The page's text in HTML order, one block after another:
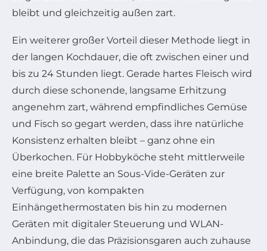
bleibt und gleichzeitig außen zart.
Ein weiterer großer Vorteil dieser Methode liegt in
der langen Kochdauer, die oft zwischen einer und
bis zu 24 Stunden liegt. Gerade hartes Fleisch wird
durch diese schonende, langsame Erhitzung
angenehm zart, während empfindliches Gemüse
und Fisch so gegart werden, dass ihre natürliche
Konsistenz erhalten bleibt – ganz ohne ein
Überkochen. Für Hobbyköche steht mittlerweile
eine breite Palette an Sous-Vide-Geräten zur
Verfügung, von kompakten
Einhängethermostaten bis hin zu modernen
Geräten mit digitaler Steuerung und WLAN-
Anbindung, die das Präzisionsgaren auch zuhause